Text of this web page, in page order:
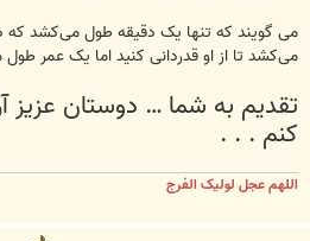
می‌کشد تا از او قدردانی کنید اما یک عمر طول
تقدیم به شما … دوستان عزیز
کنم . . .
اللهم عجل لولیک الفرج